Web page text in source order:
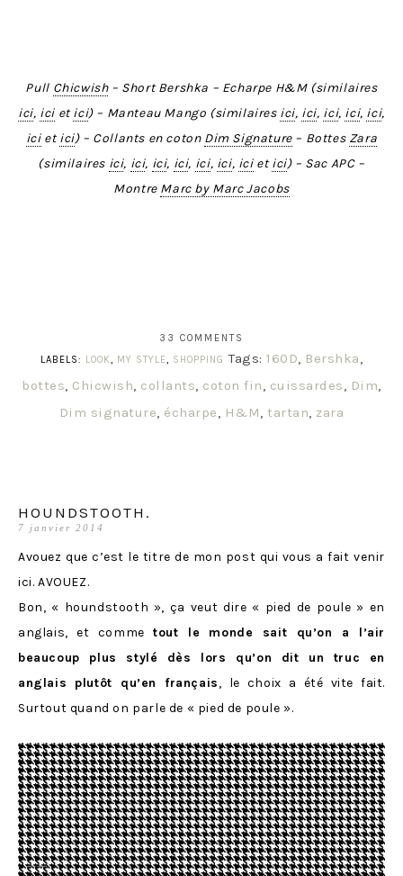
Pull Chicwish– Short Bershka – Echarpe H&M (similaires
ici, ici etici) – Manteau Mango (similaires ici, ici, ici, ici, ici,
icietici) – Collants en coton Dim Signature– Bottes Zara
(similaires ici, ici, ici, ici, ici, ici, icietici) – Sac APC –
Montre Marc by Marc Jacobs
33 COMMENTS
LABELS: LOOK, MY STYLE, SHOPPING Tags: 160D, Bershka,
bottes, Chicwish, collants, coton fin, cuissardes, Dim,
Dim signature, écharpe, H&M,tartan, zara
HOUNDSTOOTH.
7 janvier 2014
Avouez que c’est le titre de mon post qui vous a fait venir
ici. AVOUEZ.
Bon, « houndstooth », ça veut dire « pied de poule » en
anglais, et commetout le monde sait qu’on a l’air
beaucoup plus stylé dès lors qu’on dit un truc en
anglais plutôt qu’en français, le choix a été vite fait.
Surtout quand on parle de « pied de poule ».